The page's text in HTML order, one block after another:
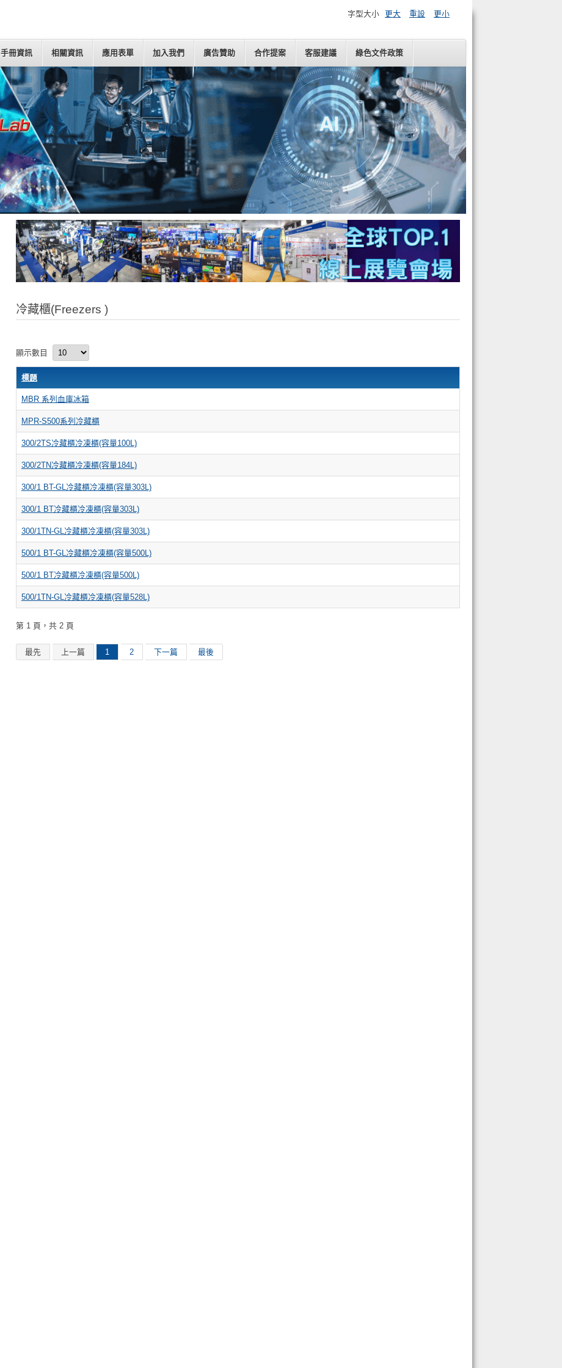
手冊資訊 相關資訊 應用表單 加入我們 廣告贊助 合作提案 客服建議 綠色文件政策
字型大小 更大 重設 更小
冷藏櫃(Freezers )
顯示數目
標題
MBR 系列血庫冰箱
MPR-S500系列冷藏櫃
300/2TS冷藏櫃冷凍櫃(容量100L)
300/2TN冷藏櫃冷凍櫃(容量184L)
300/1 BT-GL冷藏櫃冷凍櫃(容量303L)
300/1 BT冷藏櫃冷凍櫃(容量303L)
300/1TN-GL冷藏櫃冷凍櫃(容量303L)
500/1 BT-GL冷藏櫃冷凍櫃(容量500L)
500/1 BT冷藏櫃冷凍櫃(容量500L)
500/1TN-GL冷藏櫃冷凍櫃(容量528L)
第 1 頁，共 2 頁
最先 上一篇 1 2 下一篇 最後